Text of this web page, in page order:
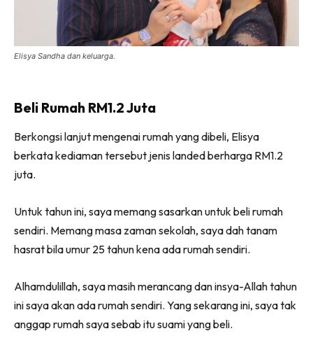
Ilham Impiana 360
Ilham Impiana Inspirasi Selebriti
Impiana MakeOver
Lahar Dekor
Sembang Dekor
Tip Laman
Elisya Sandha dan keluarga.
Beli Rumah RM1.2 Juta
Berkongsi lanjut mengenai rumah yang dibeli, Elisya
berkata kediaman tersebut jenis landed berharga RM1.2
juta.
Untuk tahun ini, saya memang sasarkan untuk beli rumah
sendiri. Memang masa zaman sekolah, saya dah tanam
hasrat bila umur 25 tahun kena ada rumah sendiri.
Alhamdulillah, saya masih merancang dan insya-Allah tahun
ini saya akan ada rumah sendiri. Yang sekarang ini, saya tak
anggap rumah saya sebab itu suami yang beli.